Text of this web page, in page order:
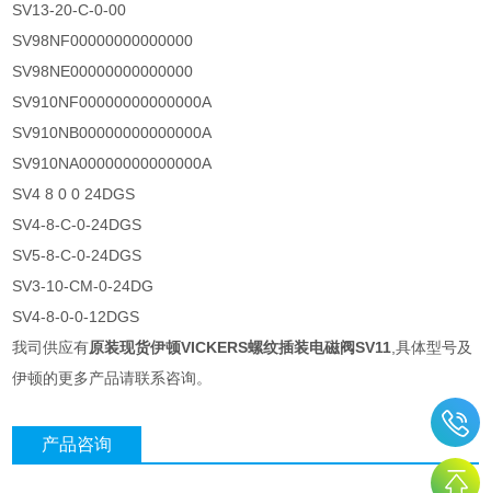
SV13-20-C-0-00
SV98NF00000000000000
SV98NE00000000000000
SV910NF00000000000000A
SV910NB00000000000000A
SV910NA00000000000000A
SV4 8 0 0 24DGS
SV4-8-C-0-24DGS
SV5-8-C-0-24DGS
SV3-10-CM-0-24DG
SV4-8-0-0-12DGS
我司供应有原装现货伊顿VICKERS螺纹插装电磁阀SV11 ,具体型号及
伊顿的更多产品请联系咨询。
产品咨询